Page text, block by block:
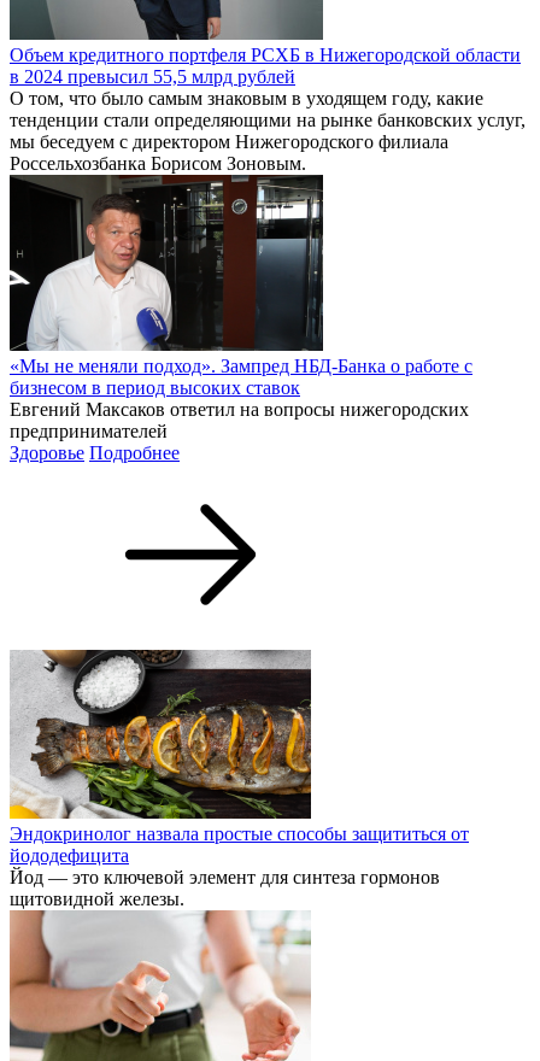
Объем кредитного портфеля РСХБ в Нижегородской области
в 2024 превысил 55,5 млрд рублей
О том, что было самым знаковым в уходящем году, какие
тенденции стали определяющими на рынке банковских услуг,
мы беседуем с директором Нижегородского филиала
Россельхозбанка Борисом Зоновым.
«Мы не меняли подход». Зампред НБД-Банка о работе с
бизнесом в период высоких ставок
Евгений Максаков ответил на вопросы нижегородских
предпринимателей
Здоровье Подробнее
Эндокринолог назвала простые способы защититься от
йододефицита
Йод — это ключевой элемент для синтеза гормонов
щитовидной железы.